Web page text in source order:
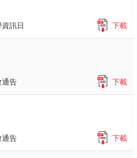
訊日
下載
通告
下載
通告
下載